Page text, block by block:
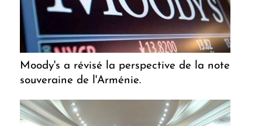
Moody's a révisé la perspective de la note
souveraine de l'Arménie.